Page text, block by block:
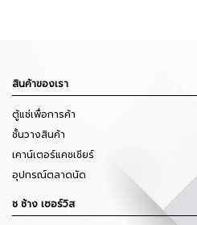
สินค้าของเรา
ตู้แช่เพื่อการค้า
ชั้นวางสินค้า
เคาน์เตอร์แคชเชียร์
อุปกรณ์ตลาดนัด
ช ช้าง เซอร์วิส